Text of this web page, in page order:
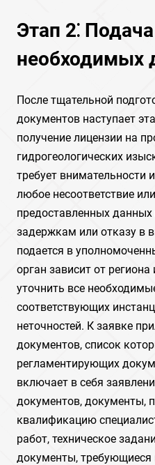
Этап 2⁚
необходимых
После тщательной
документов наступает
получение лицензии на
гидрогеологических
требует внимательности
любое несоответствие
предоставленных данных
задержкам или отказу в
подается в
орган зависит от
уточнить все
соответствующих
неточностей. К заявке
документов, список
регламентирующих
включает в себя
документов, документы,
квалификацию
работ, техническое
документы, требующиеся